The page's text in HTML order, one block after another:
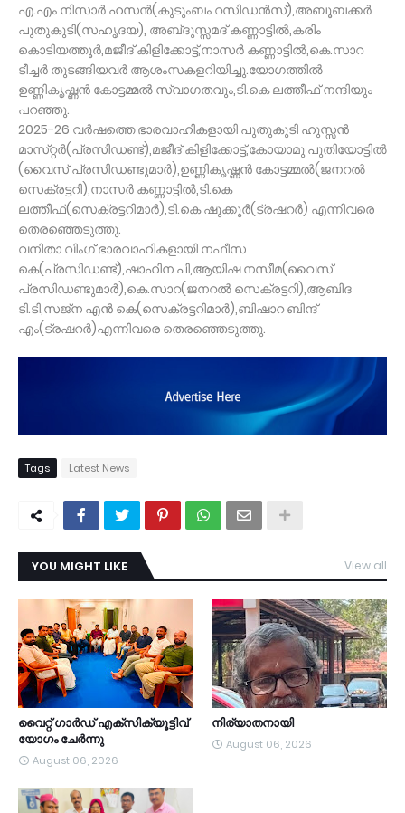
എ.എം നിസാർ ഹസൻ(കുടുംബം റസിഡൻസ്),അബൂബക്കർ
പുതുകുടി(സഹൃദയ), അബ്‌ദുസ്സമദ് കണ്ണാട്ടിൽ,കരിം
കൊടിയത്തൂർ,മജീദ് കിളിക്കോട്ട്,നാസർ കണ്ണാട്ടിൽ,കെ.സാറ
ടീച്ചർ തുടങ്ങിയവർ ആശംസകളറിയിച്ചു.യോഗത്തിൽ
ഉണ്ണികൃഷ്ണൻ കോട്ടമ്മൽ സ്വാഗതവും,ടി.കെ ലത്തീഫ് നന്ദിയും
പറഞ്ഞു.
2025-26 വർഷത്തെ ഭാരവാഹികളായി പുതുകുടി ഹുസ്സൻ
മാസ്‌റ്റർ(പ്രസിഡണ്ട്),മജീദ് കിളിക്കോട്ട്,കോയാമു പുതിയോട്ടിൽ
(വൈസ് പ്രസിഡണ്ടുമാർ),ഉണ്ണികൃഷ്ണൻ കോട്ടമ്മൽ(ജനറൽ
സെക്രട്ടറി),നാസർ കണ്ണാട്ടിൽ,ടി.കെ
ലത്തീഫ്(സെക്രട്ടറിമാർ),ടി.കെ ഷുക്കൂർ(ട്രഷറർ) എന്നിവരെ
തെരഞ്ഞെടുത്തു.
വനിതാ വിംഗ് ഭാരവാഹികളായി നഫീസ
കെ(പ്രസിഡണ്ട്),ഷാഹിന പി,ആയിഷ നസീമ(വൈസ്
പ്രസിഡണ്ടുമാർ),കെ.സാറ(ജനറൽ സെക്രട്ടറി),ആബിദ
ടി.ടി,സജ്ന എൻ കെ(സെക്രട്ടറിമാർ),ബിഷാറ ബിന്ദ്
എം(ട്രഷറർ)എന്നിവരെ തെരഞ്ഞെടുത്തു.
Tags Latest News
YOU MIGHT LIKE View all
വൈറ്റ് ഗാർഡ് എക്സിക്യൂട്ടിവ്
യോഗം ചേർന്നു
August 06, 2026
നിര്യാതനായി
August 06, 2026